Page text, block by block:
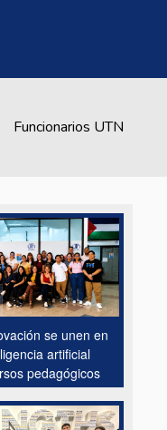
Funcionarios UTN
se unen en
artificial
pedagógicos